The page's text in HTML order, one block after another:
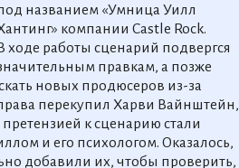
названием «Умница Уилл
компании Castle Rock.
ходе работы сценарий подвергся
правкам, а позже
новых продюсеров из-за
перекупил Харви Вайнштейн,
к сценарию стали
и его психологом. Оказалось,
добавили их, чтобы проверить,